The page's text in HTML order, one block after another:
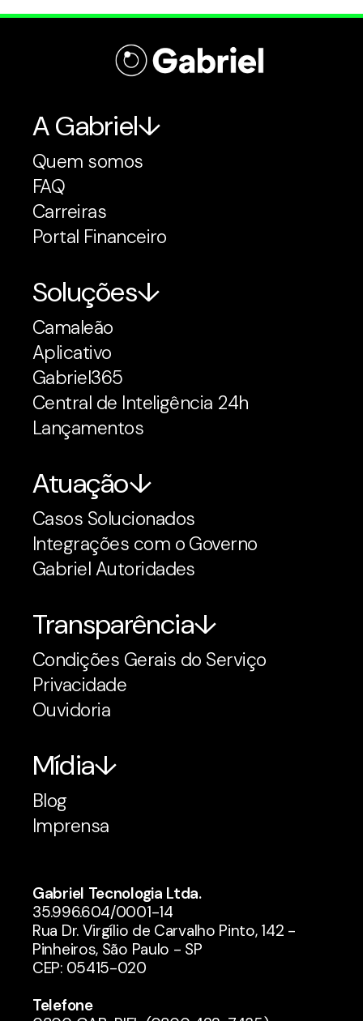
A Gabriel
Quem somos
FAQ
Carreiras
Portal Financeiro
Soluções
Camaleão
Aplicativo
Gabriel365
Central de Inteligência 24h
Lançamentos
Atuação
Casos Solucionados
Integrações com o Governo
Gabriel Autoridades
Transparência
Condições Gerais do Serviço
Privacidade
Ouvidoria
Mídia
Blog
Imprensa
Gabriel Tecnologia Ltda.
35.996.604/0001-14
Rua Dr. Virgílio de Carvalho Pinto, 142 -
Pinheiros, São Paulo - SP
CEP: 05415-020
Telefone